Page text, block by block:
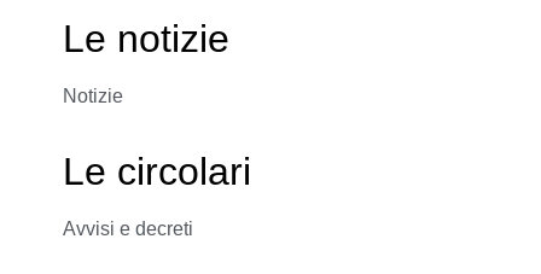
Le notizie
Notizie
Le circolari
Avvisi e decreti